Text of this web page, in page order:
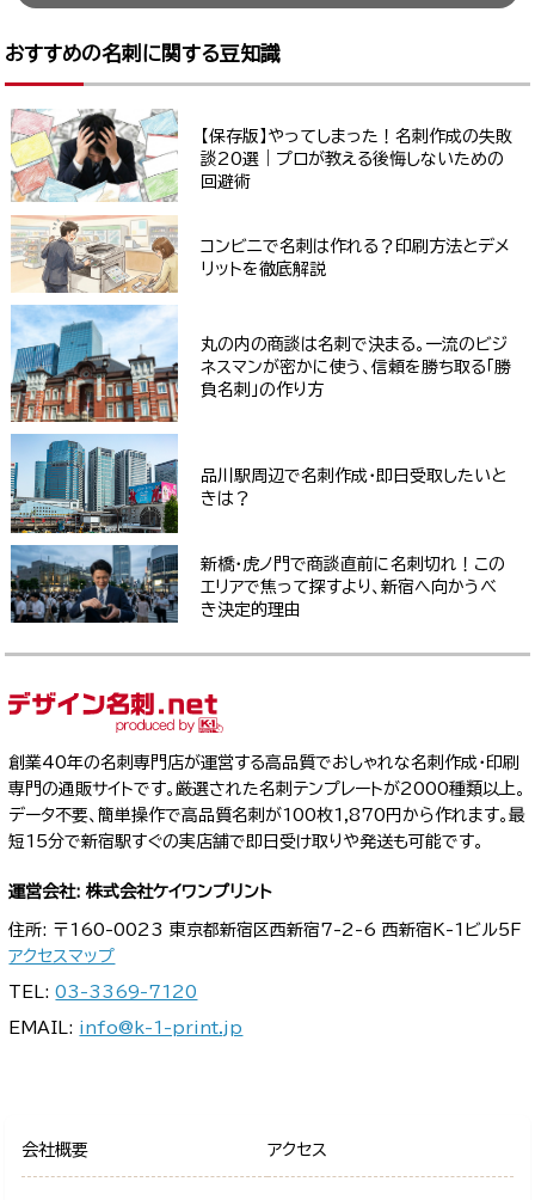
おすすめの名刺に関する豆知識
【保存版】やってしまった！名刺作成の失敗
談20選｜プロが教える後悔しないための
回避術
コンビニで名刺は作れる？印刷方法とデメ
リットを徹底解説
丸の内の商談は名刺で決まる。一流のビジ
ネスマンが密かに使う、信頼を勝ち取る「勝
負名刺」の作り方
品川駅周辺で名刺作成・即日受取したいと
きは？
新橋・虎ノ門で商談直前に名刺切れ！この
エリアで焦って探すより、新宿へ向かうべ
き決定的理由
創業40年の名刺専門店が運営する高品質でおしゃれな名刺作成・印刷
専門の通販サイトです。厳選された名刺テンプレートが2000種類以上。
データ不要、簡単操作で高品質名刺が100枚1,870円から作れます。最
短15分で新宿駅すぐの実店舗で即日受け取りや発送も可能です。
運営会社: 株式会社ケイワンプリント
住所: 〒160-0023 東京都新宿区西新宿7-2-6 西新宿K-1ビル5F
アクセスマップ
TEL:03-3369-7120
EMAIL: info@k-1-print.jp
会社概要 アクセス